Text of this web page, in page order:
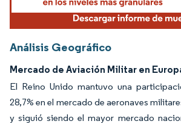
Análisis Geográfico
Mercado de Aviación Militar en
El Reino Unido mantuvo una
28,7% en el mercado de aeronaves
y siguió siendo el mayor mercado